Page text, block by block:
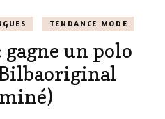
TENDANCE MODE
gagne un polo